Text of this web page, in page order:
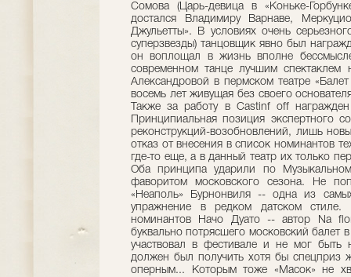
Сомова (Царь-девица в «Коньке-
достался Владимиру Варнаве,
Джульетты». В условиях очень
суперзвезды) танцовщик явно был
он воплощал в жизнь вполне
современном танце лучшим
Александровой в пермском театре
восемь лет живущая без своего
Также за работу в Castinf off
Принципиальная позиция экспертного
реконструкций-возобновлений, лишь
отказ от внесения в список номинантов
где-то еще, а в данный театр их только
Оба принципа ударили по
фаворитом московского сезона. Не
«Неаполь» Бурнонвиля -- одна из
упражнение в редком датском
номинантов Начо Дуато -- автор Na
буквально потрясшего московский балет
участвовал в фестивале и не мог быть
должен был получить хотя бы спецприз
оперным... Которым тоже «Масок» не